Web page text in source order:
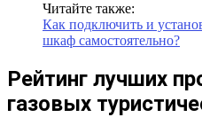
Читайте также:
Как подключить и
шкаф самостоятельно?
Рейтинг лучших
газовых